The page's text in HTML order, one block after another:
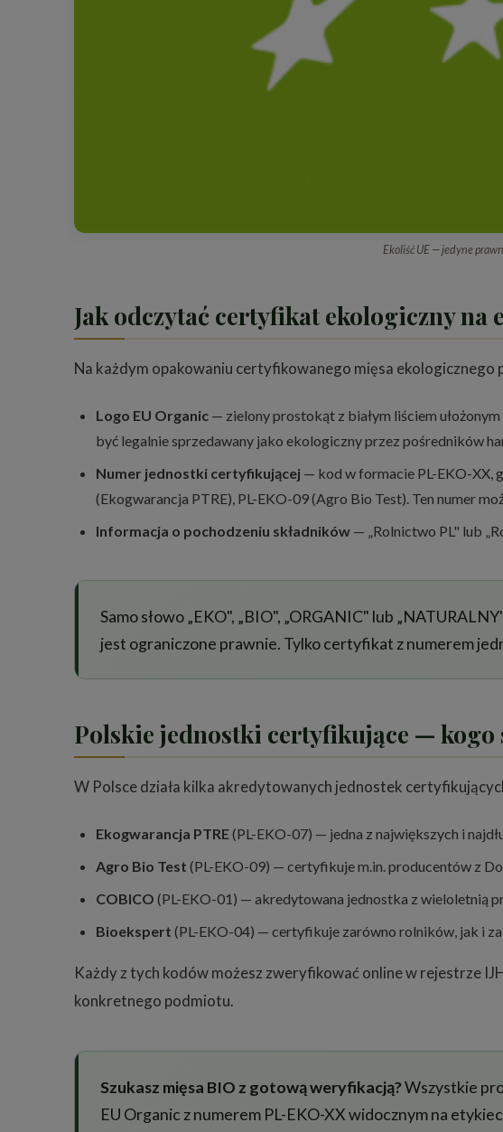
Ekoliść UE — jedyne
Jak odczytać certyfikat ekologiczny na
Na każdym opakowaniu certyfikowanego mięsa ekologicznego
Logo EU Organic — zielony prostokąt z białym liściem
być legalnie sprzedawany jako ekologiczny przez pośredników
Numer jednostki certyfikującej — kod w formacie PL-EKO-XX,
(Ekogwarancja PTRE), PL-EKO-09 (Agro Bio Test). Ten numer
Informacja o pochodzeniu składników — „Rolnictwo PL" lub
Samo słowo „EKO", „BIO", „ORGANIC" lub
jest ograniczone prawnie. Tylko certyfikat z numerem
Polskie jednostki certyfikujące — kogo
W Polsce działa kilka akredytowanych jednostek
Ekogwarancja PTRE(PL-EKO-07) — jedna z największych i
Agro Bio Test (PL-EKO-09) — certyfikuje m.in. producentów z
COBICO (PL-EKO-01) — akredytowana jednostka z wieloletnią
Bioekspert (PL-EKO-04) — certyfikuje zarówno rolników, jak i
Każdy z tych kodów możesz zweryfikować online w rejestrze
konkretnego podmiotu.
Szukasz mięsa BIO z gotową weryfikacją?Wszystkie
EU Organic z numerem PL-EKO-XX widocznym na